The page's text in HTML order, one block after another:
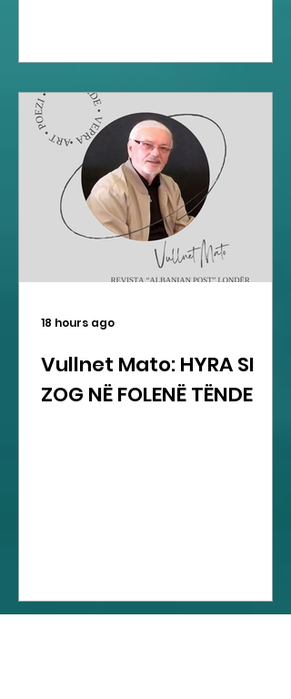
Vullnet Mato: HYRA SI
ZOG NË FOLENË TËNDE
18 hours ago